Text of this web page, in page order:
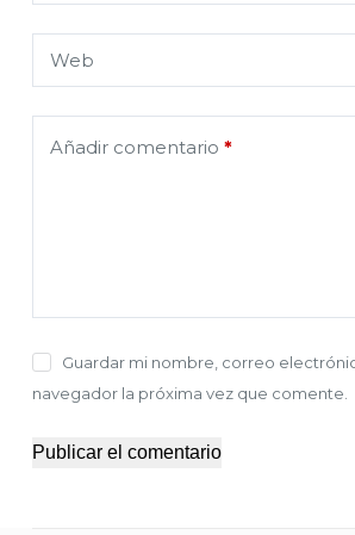
Web
Añadir comentario *
Guardar mi nombre, correo
navegador la próxima vez que comente.
Publicar el comentario